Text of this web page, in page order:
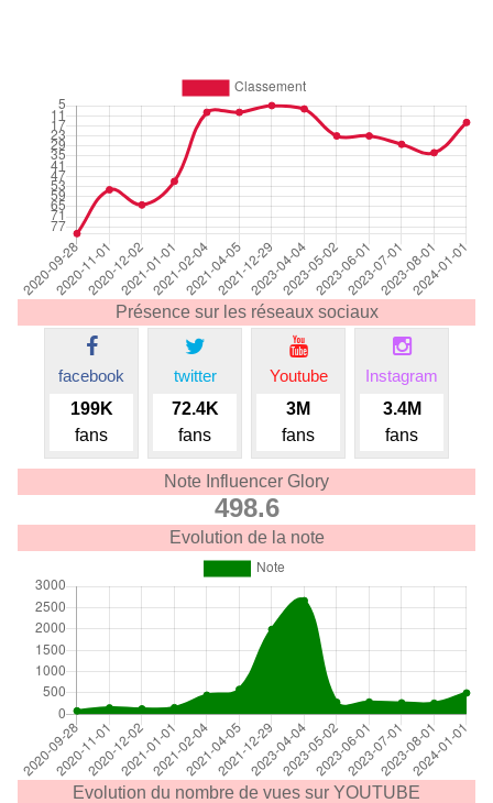
Présence sur les réseaux sociaux
facebook
199K
fans
twitter
72.4K
fans
Youtube
3M
fans
Instagram
3.4M
fans
Note Influencer Glory
498.6
Evolution de la note
Evolution du nombre de vues sur YOUTUBE